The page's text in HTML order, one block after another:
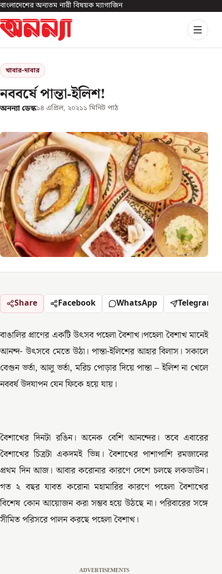
বাংলাদেশের অন্যতম নারী বিষয়ক ম্যাগাজিন
খাবার-দাবার
নববর্ষে পান্তা-ইলিশ!
অনন্যা ডেস্ক১৪ এপ্রিল, ২০২১১ মিনিট পাঠ
Share Facebook WhatsApp Telegram
বাঙালির প্রাণের একটি উৎসব পহেলা বৈশাখ।পহেলা বৈশাখ মানেই
আনন্দ- উৎসবে মেতে উঠা। পান্তা-ইলিশের আহার বিলাস। সকালে
বেগুন ভর্তা, আলু ভর্তা, মরিচ পোড়ার দিয়ে পান্তা – ইলিশ না খেলে
নববর্ষ উদযাপন যেন ফিকে হয়ে যায়।
বৈশাখের দিনটা রঙিন। অনেক বেশি আনন্দের। তবে এবারের
বৈশাখের চিত্রটা একদমই ভিন্ন। বৈশাখের পাশাপাশি রমজানের
প্রথম দিন আজ। আবার করোনার কারণে দেশে চলছে লকডাউন।
গত ২ বছর যাবত করোনা মহামারির কারণে পহেলা বৈশাখের
বিশেষ কোন আয়োজন করা সম্ভব হয়ে উঠছে না। পরিবারের সঙ্গে
সীমিত পরিসরে পালন করছে পহেলা বৈশাখ।
ADVERTISEMENTS